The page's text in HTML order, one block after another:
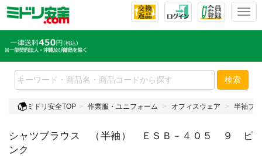
T
l
e
n
v
g
検索
ミドリ安全TOP 作業服・ユニフォーム オフィスウェア 半袖ブ
シャツブラウス （半袖） ＥＳＢ－４０５ ９ ピ
ンク